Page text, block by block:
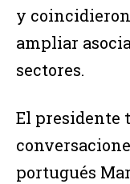
y
ampliar
sectores.
El presidente
portugués